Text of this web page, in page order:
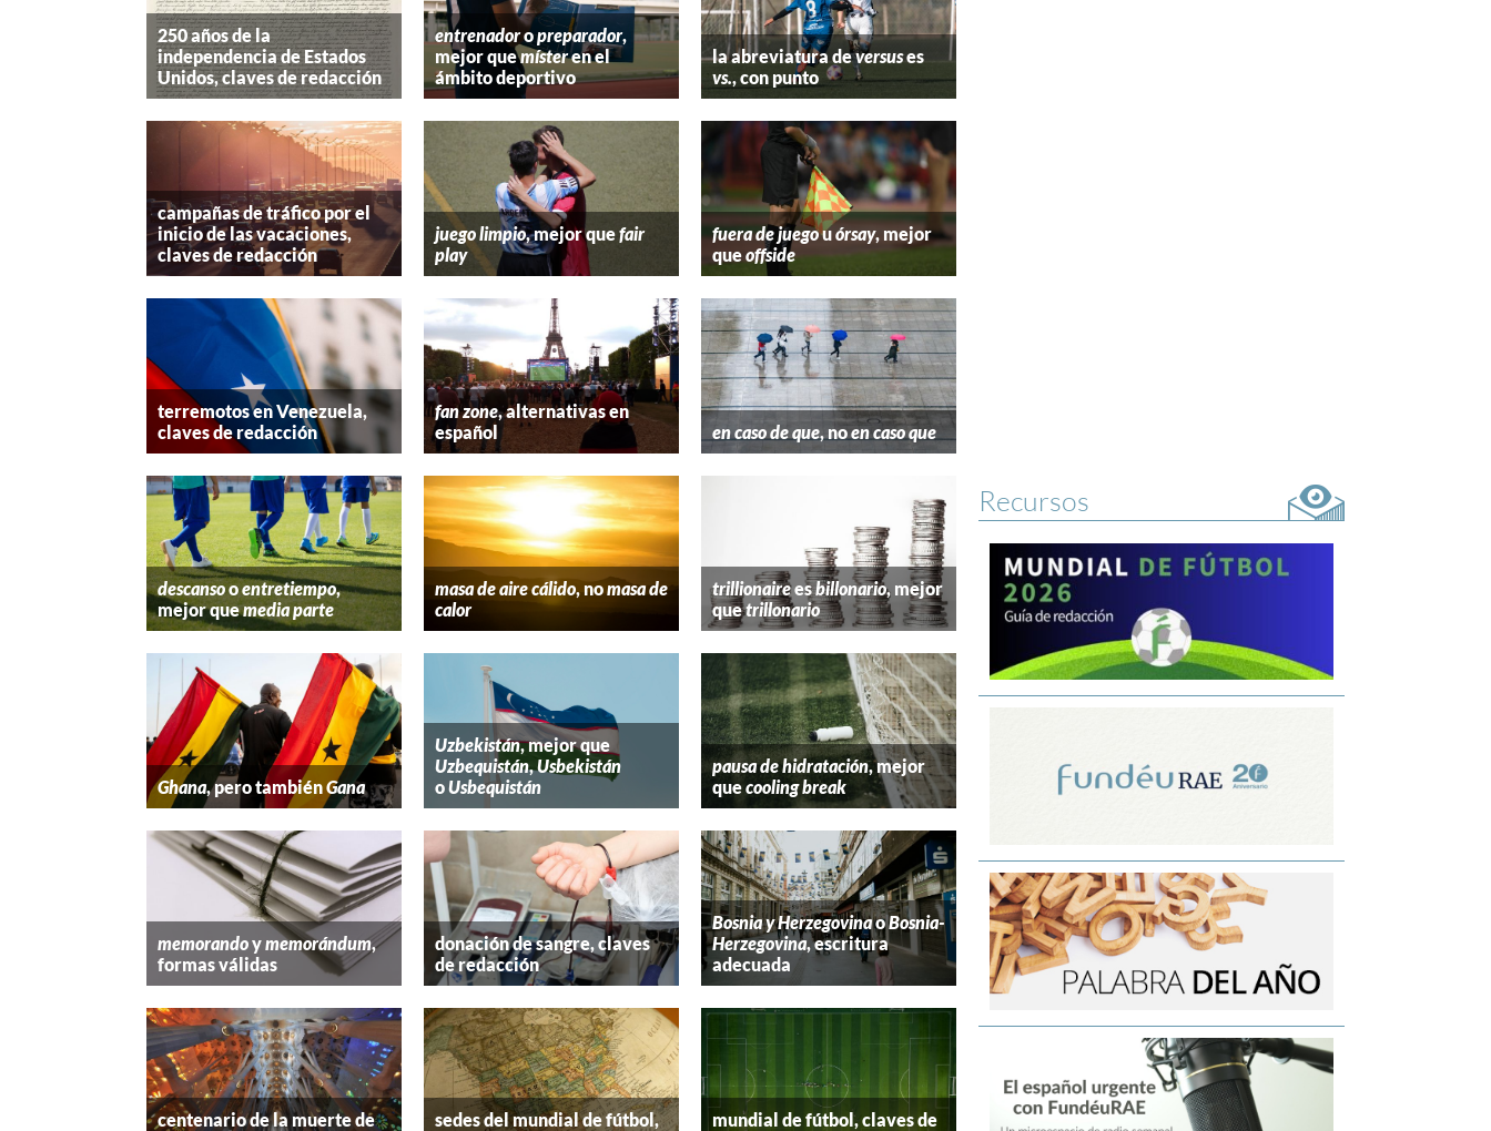
250 años de la
independencia de Estados
Unidos, claves de redacción
entrenadoropreparador,
mejor quemísteren el
ámbito deportivo
la abreviatura deversuses
vs., con punto
campañas de tráfico por el
inicio de las vacaciones,
claves de redacción
juego limpio, mejor quefair
play
fuera de juegouórsay, mejor
queoffside
terremotos en Venezuela,
claves de redacción
fan zone, alternativas en
español
en caso de que, noen caso que
descansooentretiempo,
mejor quemedia parte
masa de aire cálido, nomasa de
calor
trillionaireesbillonario, mejor
quetrillonario
Ghana, pero tambiénGana
Uzbekistán, mejor que
Uzbequistán,Usbekistán
oUsbequistán
pausa de hidratación, mejor
quecooling break
memorandoymemorándum,
formas válidas
donación de sangre, claves
de redacción
Bosnia y HerzegovinaoBosnia-
Herzegovina, escritura
adecuada
centenario de la muerte de
sedes del mundial de fútbol,
mundial de fútbol, claves de
Recursos